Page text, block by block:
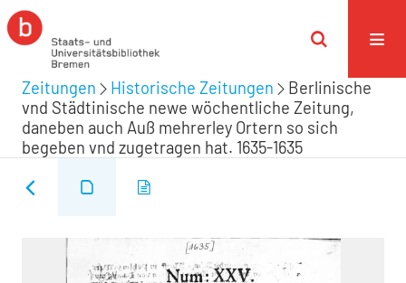
Zeitungen Historische Zeitungen
Berlinische
vnd Städtinische newe wöchentliche Zeitung,
daneben auch Auß mehrerley Ortern so sich
begeben vnd zugetragen hat. 1635-1635